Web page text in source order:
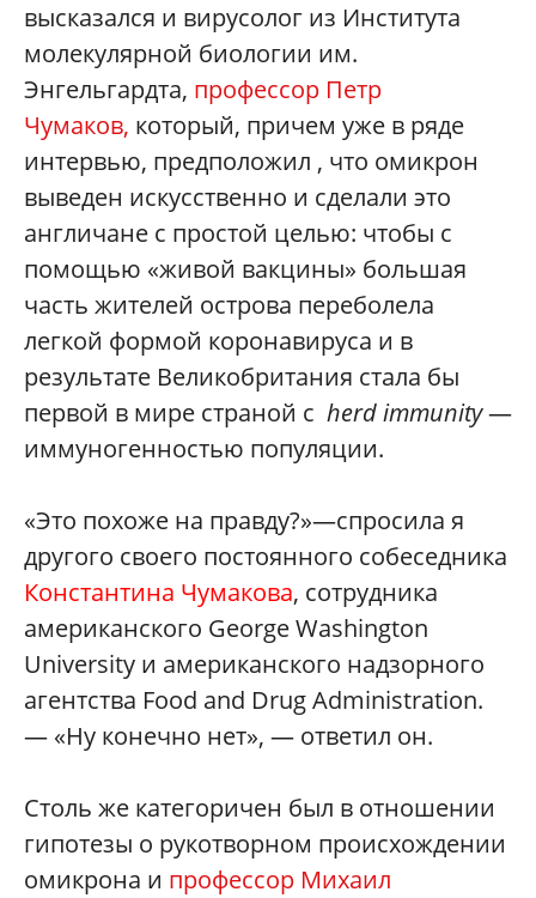
высказался и вирусолог из Института
молекулярной биологии им.
Энгельгардта, профессор Петр
Чумаков, который, причем уже в ряде
интервью, предположил , что омикрон
выведен искусственно и сделали это
англичане с простой целью: чтобы с
помощью «живой вакцины» большая
часть жителей острова переболела
легкой формой коронавируса и в
результате Великобритания стала бы
первой в мире страной с herd immunity—
иммуногенностью популяции.
«Это похоже на правду?»—спросила я
другого своего постоянного собеседника
Константина Чумакова, сотрудника
американского George Washington
University и американского надзорного
агентства Food and Drug Administration.
— «Ну конечно нет», — ответил он.
Столь же категоричен был в отношении
гипотезы о рукотворном происхождении
омикрона и профессор Михаил